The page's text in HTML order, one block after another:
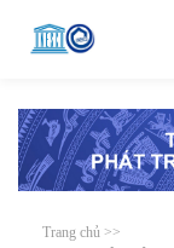
Trang chủ >>